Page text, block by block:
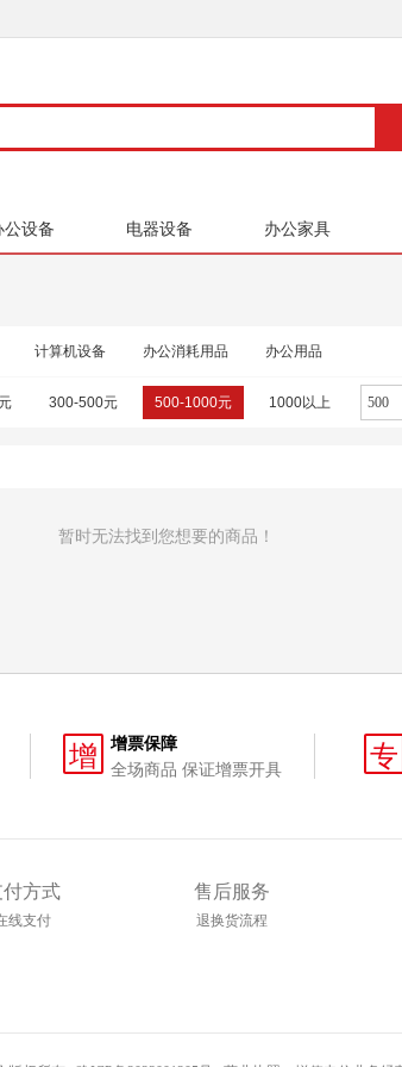
公设备 电器设备 办公家具
计算机设备 办公消耗用品 办公用品
300-500元 500-1000元 1000以上
暂时无法找到您想要的商品！
增
增票保障
全场商品 保证增票开具
专
付方式
线支付
售后服务
退换货流程